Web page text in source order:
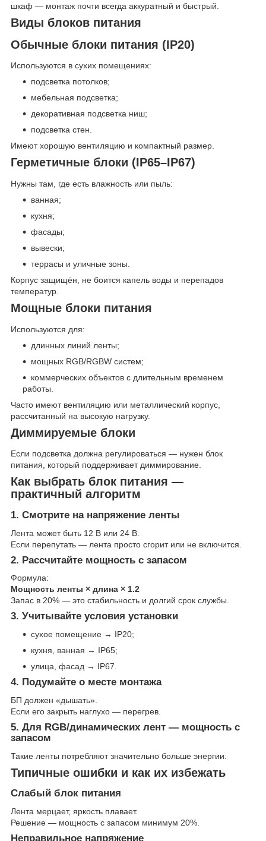
шкаф — монтаж почти всегда аккуратный и быстрый.
Виды блоков питания
Обычные блоки питания (IP20)
Используются в сухих помещениях:
подсветка потолков;
мебельная подсветка;
декоративная подсветка ниш;
подсветка стен.
Имеют хорошую вентиляцию и компактный размер.
Герметичные блоки (IP65–IP67)
Нужны там, где есть влажность или пыль:
ванная;
кухня;
фасады;
вывески;
террасы и уличные зоны.
Корпус защищён, не боится капель воды и перепадов
температур.
Мощные блоки питания
Используются для:
длинных линий ленты;
мощных RGB/RGBW систем;
коммерческих объектов с длительным временем
работы.
Часто имеют вентиляцию или металлический корпус,
рассчитанный на высокую нагрузку.
Диммируемые блоки
Если подсветка должна регулироваться — нужен блок
питания, который поддерживает диммирование.
Как выбрать блок питания —
практичный алгоритм
1. Смотрите на напряжение ленты
Лента может быть 12 В или 24 В.
Если перепутать — лента просто сгорит или не включится.
2. Рассчитайте мощность с запасом
Формула:
Мощность ленты × длина × 1.2
Запас в 20% — это стабильность и долгий срок службы.
3. Учитывайте условия установки
сухое помещение → IP20;
кухня, ванная → IP65;
улица, фасад → IP67.
4. Подумайте о месте монтажа
БП должен «дышать».
Если его закрыть наглухо — перегрев.
5. Для RGB/динамических лент — мощность с
запасом
Такие ленты потребляют значительно больше энергии.
Типичные ошибки и как их избежать
Слабый блок питания
Лента мерцает, яркость плавает.
Решение — мощность с запасом минимум 20%.
Неправильное напряжение